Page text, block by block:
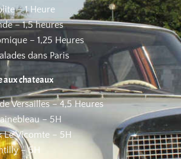
– 1 Heure
– 1,5 heures
– 1,25 Heures
dans Paris
aux chateaux
Versailles – 4,5 Heures
– 5H
Le Vicomte – 5H
– 5H